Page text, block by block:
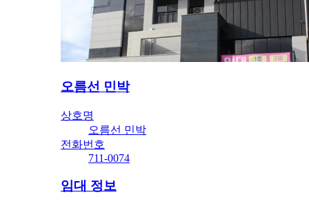
오름선 민박
상호명
오름선 민박
전화번호
711-0074
임대 정보